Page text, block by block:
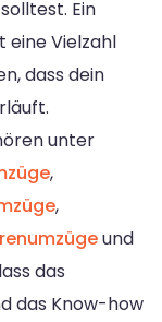
Ein
Vielzahl
dass dein
unter
,
,
und
das
das Know-how